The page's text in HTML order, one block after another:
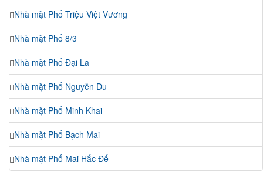
Nhà mặt Phố Triệu Việt Vương
Nhà mặt Phố 8/3
Nhà mặt Phố Đại La
Nhà mặt Phố Nguyễn Du
Nhà mặt Phố Minh Khai
Nhà mặt Phố Bạch Mai
Nhà mặt Phố Mai Hắc Đế